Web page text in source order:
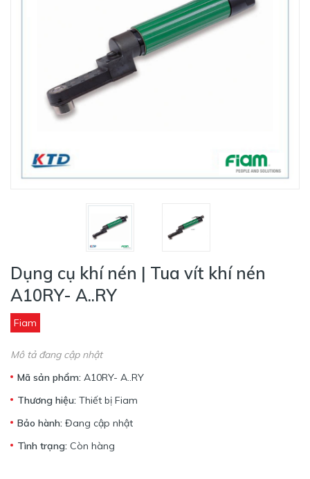
Dụng cụ khí nén | Tua vít khí nén
A10RY- A..RY
Fiam
Mô tả đang cập nhật
Mã sản phẩm: A10RY- A..RY
Thương hiệu: Thiết bị Fiam
Bảo hành: Đang cập nhật
Tình trạng: Còn hàng